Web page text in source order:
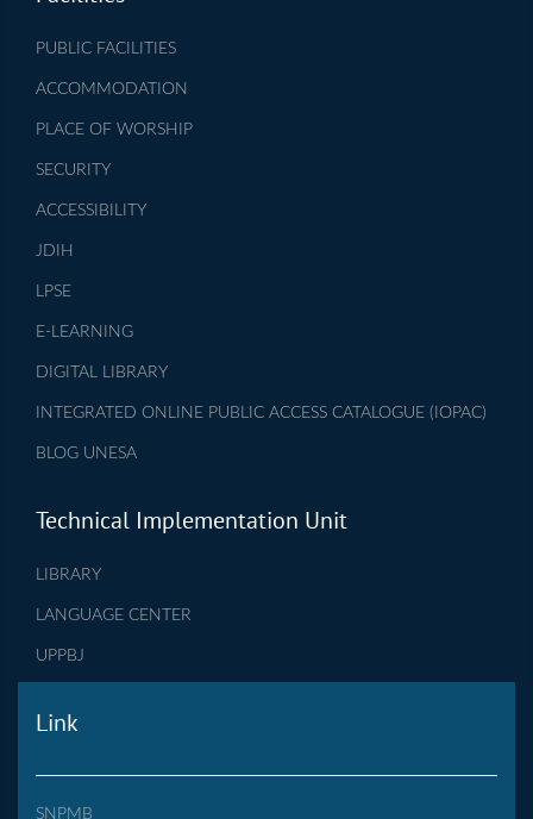
PUBLIC FACILITIES
ACCOMMODATION
PLACE OF WORSHIP
SECURITY
ACCESSIBILITY
JDIH
LPSE
E-LEARNING
DIGITAL LIBRARY
INTEGRATED ONLINE PUBLIC ACCESS CATALOGUE (IOPAC)
BLOG UNESA
Technical Implementation Unit
LIBRARY
LANGUAGE CENTER
UPPBJ
Link
SNPMB